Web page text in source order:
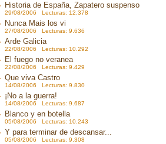
Historia de España, Zapatero suspenso
29/08/2006 Lecturas: 12.378
Nunca Mais los vi
27/08/2006 Lecturas: 9.636
Arde Galicia
22/08/2006 Lecturas: 10.292
El fuego no veranea
22/08/2006 Lecturas: 9.429
Que viva Castro
14/08/2006 Lecturas: 9.830
¡No a la guerra!
14/08/2006 Lecturas: 9.687
Blanco y en botella
05/08/2006 Lecturas: 10.243
Y para terminar de descansar...
05/08/2006 Lecturas: 9.308